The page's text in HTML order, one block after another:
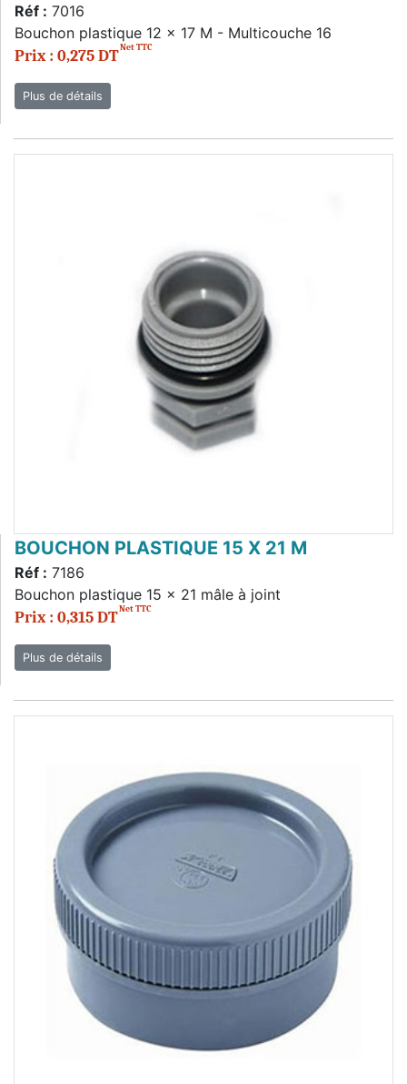
Réf : 7016
Bouchon plastique 12 x 17 M - Multicouche 16
Prix : 0,275 DTNet TTC
Plus de détails
BOUCHON PLASTIQUE 15 X 21 M
Réf : 7186
Bouchon plastique 15 x 21 mâle à joint
Prix : 0,315 DTNet TTC
Plus de détails